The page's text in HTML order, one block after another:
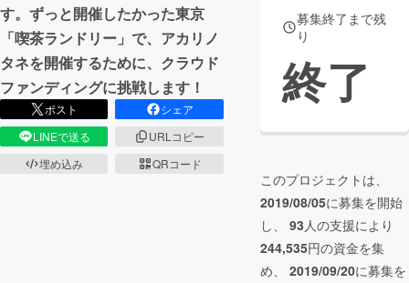
す。ずっと開催したかった東京
「喫茶ランドリー」で、アカリノ
タネを開催するために、クラウド
ファンディングに挑戦します！
ポスト
シェア
LINEで送る
URLコピー
埋め込み
QRコード
募集終了まで残
り
終了
このプロジェクトは、
2019/08/05に募集を開始
し、 93人の支援により
244,535円の資金を集
め、 2019/09/20に募集を